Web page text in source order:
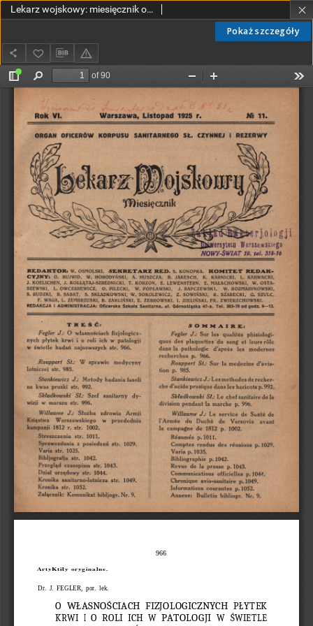
Pokaż szczegóły
Lekarz wojskowy: miesięcznik organ oficerów korpusu sanitarnego sł. czynnej i rezerwy 1925, R. VI, nr 11